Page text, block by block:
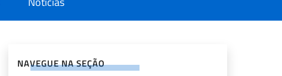
NAVEGUE NA SEÇÃO